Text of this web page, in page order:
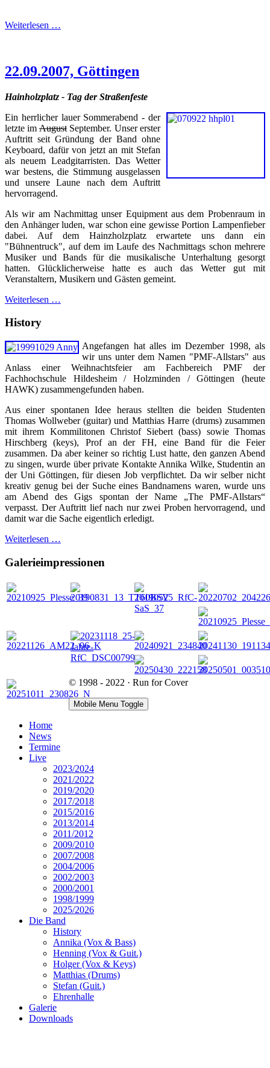
Weiterlesen …
22.09.2007, Göttingen
Hainholzplatz - Tag der Straßenfeste
Ein herrlicher lauer Sommerabend - der
letzte imAugustSeptember. Unser erster
Auftritt seit Gründung der Band ohne
Keyboard, dafür von jetzt an mit Stefan
als neuem Leadgitarristen. Das Wetter
war bestens, die Stimmung ausgelassen
und unsere Laune nach dem Auftritt
hervorragend.
Als wir am Nachmittag unser Equipment aus dem Probenraum in
den Anhänger luden, war schon eine gewisse Portion Lampenfieber
dabei. Auf dem Hainzholzplatz erwartete uns dann ein
"Bühnentruck", auf dem im Laufe des Nachmittags schon mehrere
Musiker und Bands für die musikalische Unterhaltung gesorgt
hatten. Glücklicherweise hatte es auch das Wetter gut mit
Veranstaltern, Musikern und Gästen gemeint.
Weiterlesen …
History
Angefangen hat alles im Dezember 1998, als
wir uns unter dem Namen "PMF-Allstars" aus
Anlass einer Weihnachtsfeier am Fachbereich PMF der
Fachhochschule Hildesheim / Holzminden / Göttingen (heute
HAWK) zusammengefunden haben.
Aus einer spontanen Idee heraus stellten die beiden Studenten
Thomas Wollweber (guitar) und Matthias Harre (drums) zusammen
mit ihrem Kommilitonen Christof Siebert (bass) sowie Thomas
Hirschberg (keys), Prof an der FH, eine Band für die Feier
zusammen. Da aber keiner so richtig Lust hatte, den ganzen Abend
zu singen, wurde über private Kontakte Annika Wilke, Studentin an
der Uni Göttingen, für diesen Job verpflichtet. Da wir selber nicht
kreativ genug bei der Suche eines Bandnamens waren, wurde uns
am Abend des Gigs spontan der Name „The PMF-Allstars“
verpasst. Der Auftritt lief nach nur zwei Proben hervorragend, und
damit war die Sache eigentlich erledigt.
Weiterlesen …
Galerieimpressionen
© 1998 - 2022 · Run for Cover
Mobile Menu Toggle
Home
News
Termine
Live
2023/2024
2021/2022
2019/2020
2017/2018
2015/2016
2013/2014
2011/2012
2009/2010
2007/2008
2004/2006
2002/2003
2000/2001
1998/1999
2025/2026
Die Band
History
Annika (Vox & Bass)
Henning (Vox & Guit.)
Holger (Vox & Keys)
Matthias (Drums)
Stefan (Guit.)
Ehrenhalle
Galerie
Downloads